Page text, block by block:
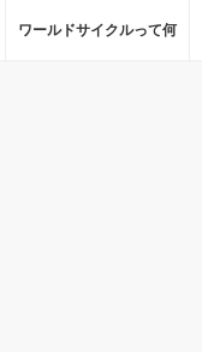
ワールドサイクルって何